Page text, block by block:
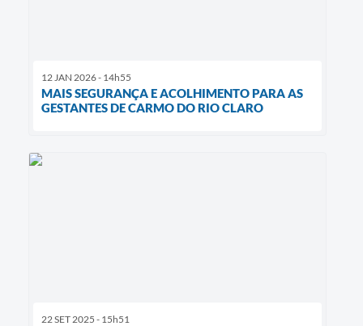
12 JAN 2026 - 14h55
MAIS SEGURANÇA E ACOLHIMENTO PARA AS
GESTANTES DE CARMO DO RIO CLARO
22 SET 2025 - 15h51